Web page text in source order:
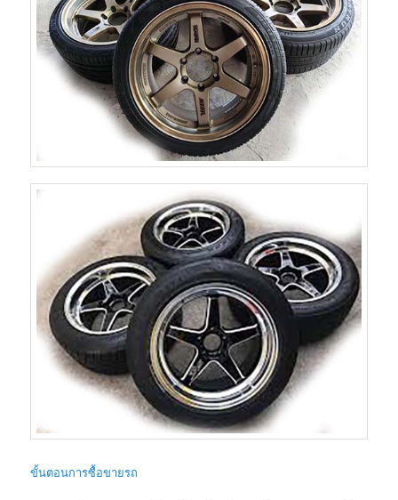
ขั้นตอนการซื้อขายรถ